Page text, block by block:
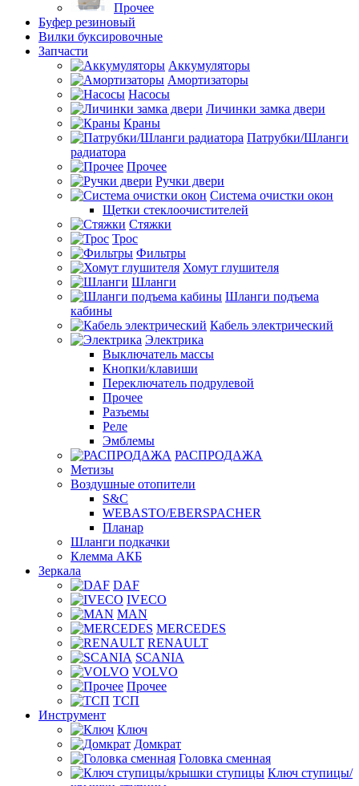
Прочее
Буфер резиновый
Вилки буксировочные
Запчасти
Аккумуляторы
Амортизаторы
Насосы
Личинки замка двери
Краны
Патрубки/Шланги
радиатора
Прочее
Ручки двери
Система очистки окон
Щетки стеклоочистителей
Стяжки
Трос
Фильтры
Хомут глушителя
Шланги
Шланги подъема
кабины
Кабель электрический
Электрика
Выключатель массы
Кнопки/клавиши
Переключатель подрулевой
Прочее
Разъемы
Реле
Эмблемы
РАСПРОДАЖА
Метизы
Воздушные отопители
S&C
WEBASTO/EBERSPACHER
Планар
Шланги подкачки
Клемма АКБ
Зеркала
DAF
IVECO
MAN
MERCEDES
RENAULT
SCANIA
VOLVO
Прочее
ТСП
Инструмент
Ключ
Домкрат
Головка сменная
Ключ ступицы/